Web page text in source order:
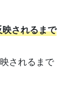
されるまで
されるまで